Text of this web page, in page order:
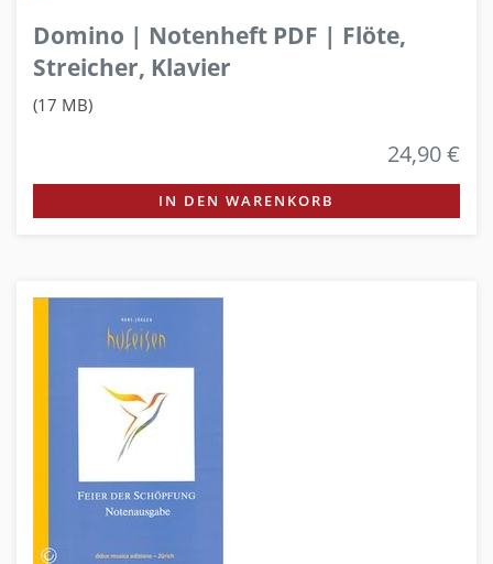
Domino | Notenheft PDF | Flöte,
Streicher, Klavier
(17 MB)
24,90 €
IN DEN WARENKORB